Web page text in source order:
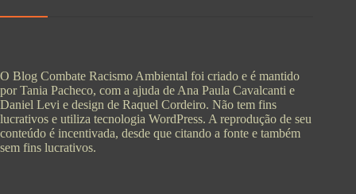
O Blog Combate Racismo Ambiental foi criado e é mantido
por Tania Pacheco, com a ajuda de Ana Paula Cavalcanti e
Daniel Levi e design de Raquel Cordeiro. Não tem fins
lucrativos e utiliza tecnologia WordPress. A reprodução de seu
conteúdo é incentivada, desde que citando a fonte e também
sem fins lucrativos.